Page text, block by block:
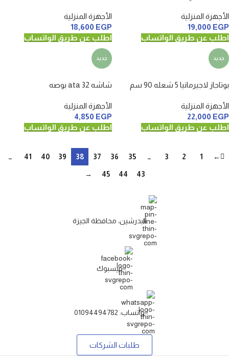
الأجهزة المنزلية
19,000 EGP
اطلب عن طريق الواتساب
الأجهزة المنزلية
18,600 EGP
اطلب عن طريق الواتساب
جديد
بوتاجاز لاجيرمانيا 5 شعله 90 سم
الأجهزة المنزلية
22,000 EGP
اطلب عن طريق الواتساب
جديد
شاشه ata 32 بوصه
الأجهزة المنزلية
4,850 EGP
اطلب عن طريق الواتساب
←
1
2
3
…
35
36
37
38
39
40
41
…
43
44
45
→
البدرشين، محافظة الجيزة
فيسبوك
واتساب: 01094494782
طلبات الشركات